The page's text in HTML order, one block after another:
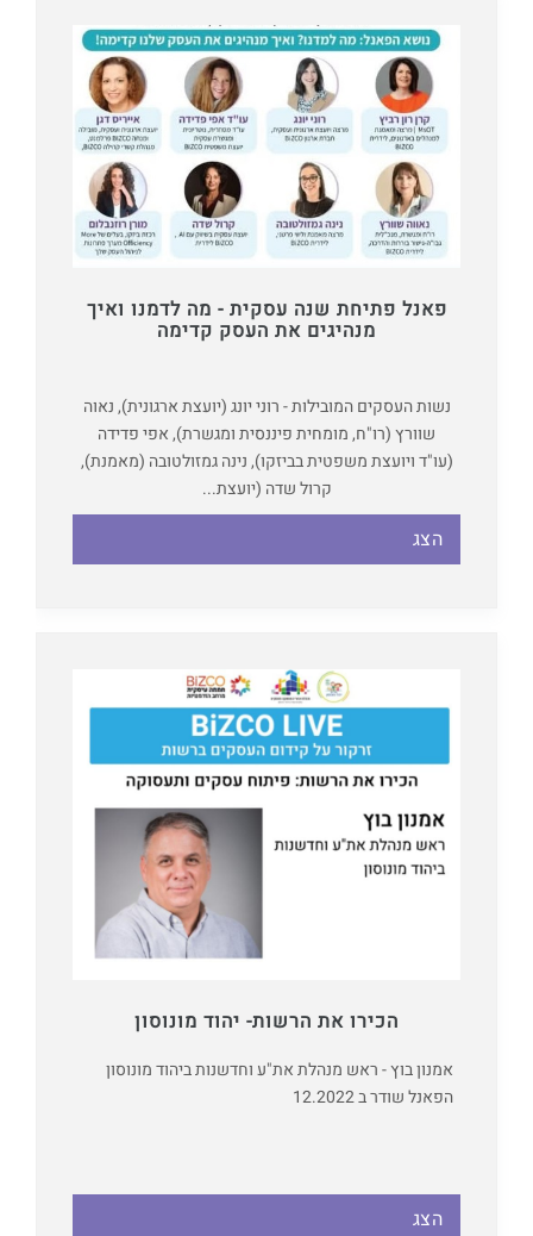
פאנל פתיחת שנה עסקית - מה לדמנו ואיך
מנהיגים את העסק קדימה
נשות העסקים המובילות - רוני יונג (יועצת ארגונית), נאוה
שוורץ (רו"ח, מומחית פיננסית ומגשרת), אפי פדידה
(עו"ד ויועצת משפטית בביזקו), נינה גמזולטובה (מאמנת),
קרול שדה (יועצת...
הצג
הכירו את הרשות- יהוד מונוסון
אמנון בוץ - ראש מנהלת את"ע וחדשנות ביהוד מונוסון
הפאנל שודר ב 12.2022
הצג